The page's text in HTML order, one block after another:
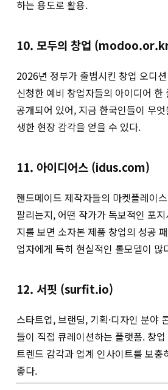
하는 용도로 활용.
10. 모두의 창업
2026년 정부가 출범시킨 창업 오디
신청한 예비 창업자들의 아이디어 한
공개되어 있어, 지금 한국인들이 무
생한 현장 감각을 얻을 수 있다.
11. 아이디어스 (idus.com)
핸드메이드 제작자들의 마켓플레이
팔리는지, 어떤 작가가 독보적인 포
지를 보면 소자본 제품 창업의 성공
업자에게 특히 현실적인 롤모델이 많
12. 서핏 (surfit.io)
스타트업, 브랜딩, 기획·디자인 분야
들이 직접 큐레이션하는 플랫폼. 창
트렌드 감각과 업계 인사이트를 보충
좋다.